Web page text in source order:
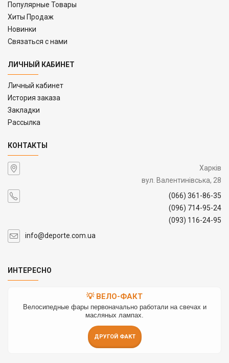
Популярные Товары
Хиты Продаж
Новинки
Связаться с нами
ЛИЧНЫЙ КАБИНЕТ
Личный кабинет
История заказа
Закладки
Рассылка
КОНТАКТЫ
Харків
вул. Валентинівська, 28
(066) 361-86-35
(096) 714-95-24
(093) 116-24-95
info@deporte.com.ua
ИНТЕРЕСНО
💡 ВЕЛО-ФАКТ
Велосипедные фары первоначально работали на свечах и
масляных лампах.
ДРУГОЙ ФАКТ